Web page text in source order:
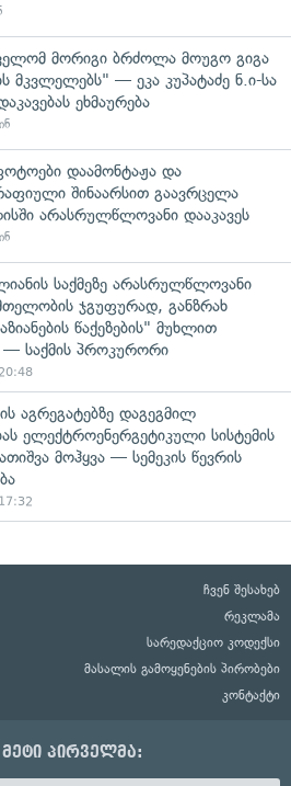
მორიგი ბრძოლა მოუგო გიგა
მკვლელებს" — ეკა კუპატაძე ნ.ი-სა
ეხმაურება
დაამონტაჟა და
შინაარსით გაავრცელა
არასრულწლოვანი დააკავეს
საქმეზე არასრულწლოვანი
ჯგუფურად, განზრახ
წაქეზების" მუხლით
— საქმის პროკურორი
აგრეგატებზე დაგეგმილ
ელექტროენერგეტიკული სისტემის
მოჰყვა — სემეკის წევრის
ჩვენ შესახებ
რეკლამა
სარედაქციო კოდექსი
მასალის გამოყენების პირობები
კონტაქტი
მეტი პირველმა: